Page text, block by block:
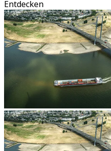
Entdecken